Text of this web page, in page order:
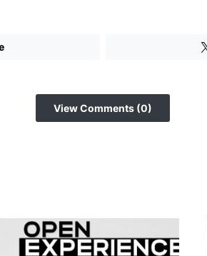
View Comments (0)